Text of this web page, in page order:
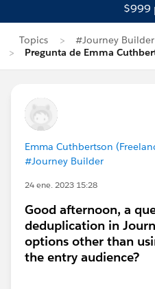
$999
Topics
#Journey Builder
Pregunta de Emma
Emma Cuthbertson
#Journey Builder
24 ene. 2023 15:28
Good afternoon, a
deduplication in
options other than
the entry audience?